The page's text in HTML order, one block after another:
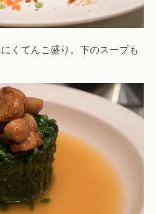
くてんこ盛り。下のスープも